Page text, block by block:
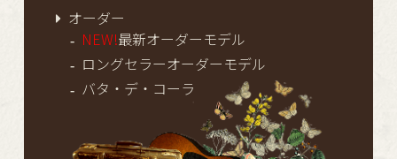
オーダー
NEW!最新オーダーモデル
ロングセラーオーダーモデル
バタ・デ・コーラ